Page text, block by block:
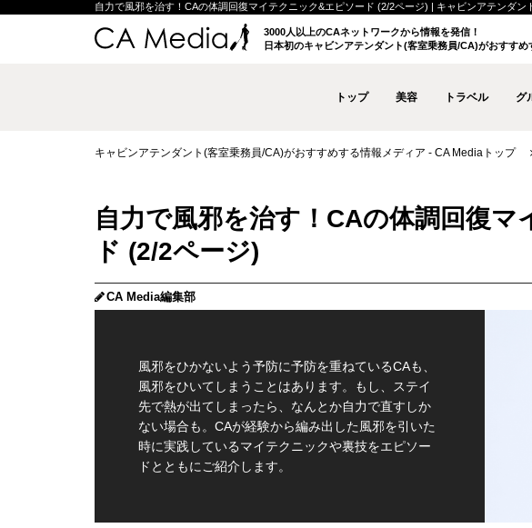
自力で風邪を治す！CAの体調回復マイテクニック&エピソード (2/2ページ) | キャビンアテンダ
3000人以上のCAネットワークから情報を発信！
日本初のキャビンアテンダント(客室乗務員/CA)がおすすめ
トップ 美容 トラベル グ
キャビンアテンダント(客室乗務員/CA)がおすすめする情報メディア - CA Mediaトップ
自力で風邪を治す！CAの体調回復
ド (2/2ページ)
CA Media編集部
風邪をひかないよう予防に予防を重ねているCAも、
風邪をひいてしまうことはあります。もし、ステイ
先で熱が出てしまったら、なんとか自力で直すしか
ない場合も。CAが経験から編み出した風邪を引いた
時に実践しているマイテクニックや裏技をエピソー
ドとともにご紹介します。